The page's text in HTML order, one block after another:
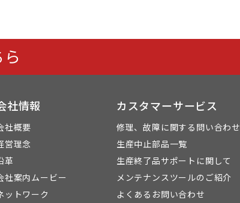
社情報
社概要
営理念
革
社案内ムービー
ットワーク
カスタマーサービス
修理、故障に関する問い合わせ
生産中止部品一覧
生産終了品サポートに関して
メンテナンスツールのご紹介
よくあるお問い合わせ